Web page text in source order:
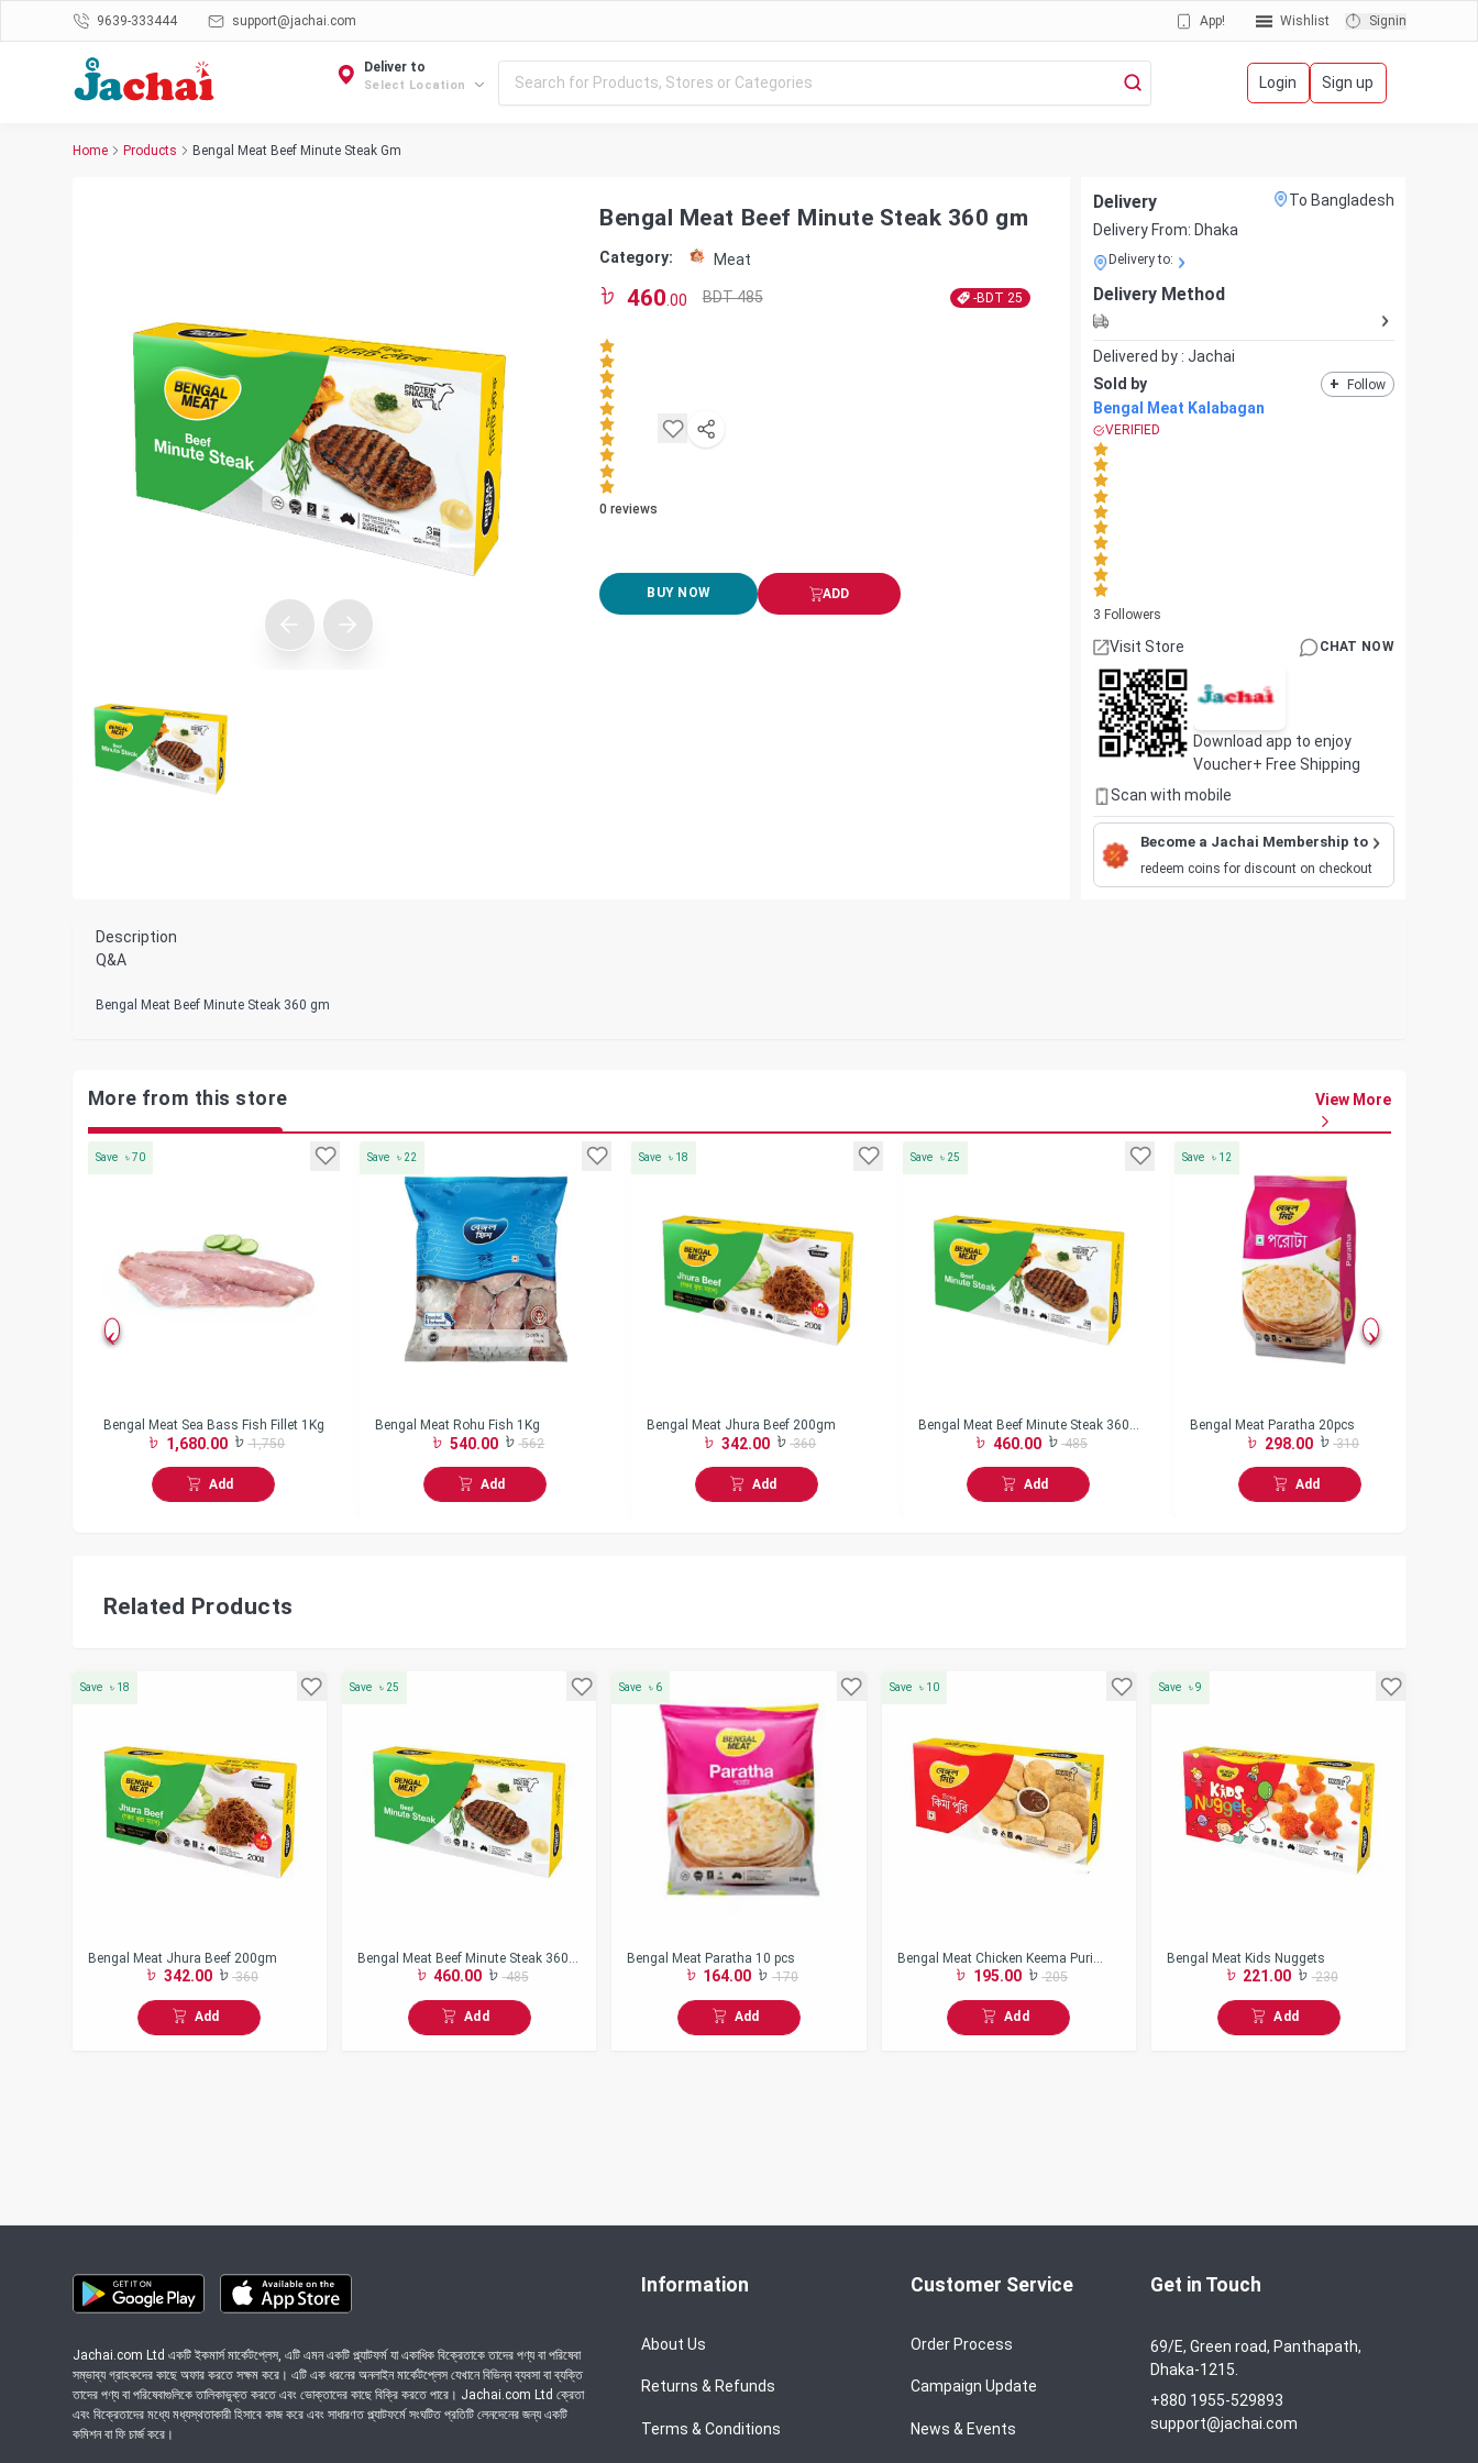
9639-333444 support@jachai.com App! Wishlist Signin
Deliver to
Select Location Login Sign up
Home Products Bengal Meat Beef Minute Steak Gm
Bengal Meat Beef Minute Steak 360 gm
Category: Meat
460 .00 BDT 485 -BDT 25
0 reviews
BUY NOW ADD
Delivery
To Bangladesh
Delivery From: Dhaka
Delivery to:
Delivery Method
Delivered by : Jachai
Sold by
+ Follow
Bengal Meat Kalabagan
VERIFIED
3 Followers
Visit Store CHAT NOW
Download app to enjoy
Voucher+ Free Shipping
Scan with mobile
Become a Jachai Membership to
redeem coins for discount on checkout
Description
Q&A
Bengal Meat Beef Minute Steak 360 gm
More from this store View More
Save ৳70
Bengal Meat Sea Bass Fish Fillet 1Kg
1,680.00 1,750
Add
Save ৳ 22
Bengal Meat Rohu Fish 1Kg
540.00 562
Add
Save ৳ 18
Bengal Meat Jhura Beef 200gm
342.00 360
Add
Save ৳ 25
Bengal Meat Beef Minute Steak 360
460.00 485
Add
Save ৳ 12
Bengal Meat Paratha 20pcs
298.00 310
Add
Related Products
Save ৳ 18
Bengal Meat Jhura Beef 200gm
342.00 360
Add
Save ৳ 25
Bengal Meat Beef Minute Steak 360
460.00 485
Add
Save ৳ 6
Bengal Meat Paratha 10 pcs
164.00 170
Add
Save ৳ 10
Bengal Meat Chicken Keema Puri
195.00 205
Add
Save ৳9
Bengal Meat Kids Nuggets
221.00 230
Add
Jachai.com Ltd একটি ইকমার্স মার্কেটপ্লেস, এটি এমন একটি প্ল্যাটফর্ম যা একাধিক বিক্রেতাকে তাদের পণ্য বা পরিষেবা
সম্ভাব্য গ্রাহকদের কাছে অফার করতে সক্ষম করে। এটি এক ধরনের অনলাইন মার্কেটপ্লেস যেখানে বিভিন্ন ব্যবসা বা ব্যক্তি
তাদের পণ্য বা পরিষেবাগুলিকে তালিকাভুক্ত করতে এবং ভোক্তাদের কাছে বিক্রি করতে পারে। Jachai.com Ltd ক্রেতা
এবং বিক্রেতাদের মধ্যে মধ্যস্থতাকারী হিসাবে কাজ করে এবং সাধারণত প্ল্যাটফর্মে সংঘটিত প্রতিটি লেনদেনের জন্য একটি
কমিশন বা ফি চার্জ করে।
Information
About Us
Returns & Refunds
Terms & Conditions
Customer Service
Order Process
Campaign Update
News & Events
Get in Touch
69/E, Green road, Panthapath,
Dhaka-1215.
+880 1955-529893
support@jachai.com